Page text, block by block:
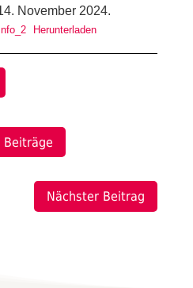
November 2024.
Herunterladen
Beiträge
Nächster Beitrag